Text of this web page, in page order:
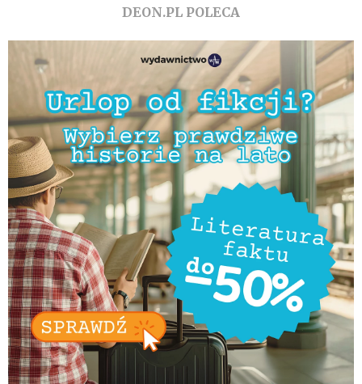
DEON.PL POLECA